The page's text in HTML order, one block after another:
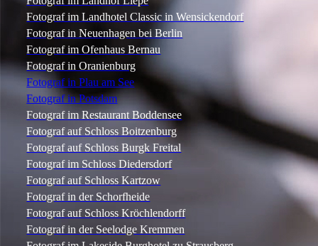
Fotograf im Landhotel Classic in Wensickendorf
Fotograf in Neuenhagen bei Berlin
Fotograf im Ofenhaus Bernau
Fotograf in Oranienburg
Fotograf in Plau am See
Fotograf in Potsdam
Fotograf im Restaurant Boddensee
Fotograf auf Schloss Boitzenburg
Fotograf auf Schloss Burgk Freital
Fotograf im Schloss Diedersdorf
Fotograf auf Schloss Kartzow
Fotograf in der Schorfheide
Fotograf auf Schloss Kröchlendorff
Fotograf in der Seelodge Kremmen